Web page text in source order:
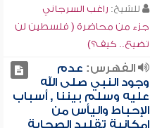
للشيخ: راغب السرجاني
جزء من محاضرة ( فلسطين لن
تضيع.. كيف؟)
الفهرس: عدم
وجود النبي صلى الله
عليه وسلم بيننا , أسباب
الإحباط واليأس من
إمكانية تقليد الصحابة